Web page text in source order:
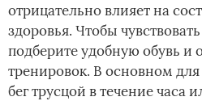
отрицательно влияет на
здоровья. Чтобы
подберите удобную обувь и
тренировок. В основном
бег трусцой в течение часа